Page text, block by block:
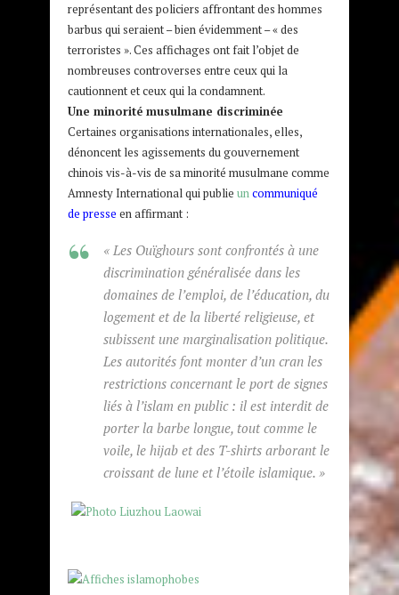
représentant des policiers affrontant des hommes
barbus qui seraient – bien évidemment – « des
terroristes ». Ces affichages ont fait l’objet de
nombreuses controverses entre ceux qui la
cautionnent et ceux qui la condamnent.
Une minorité musulmane discriminée
Certaines organisations internationales, elles,
dénoncent les agissements du gouvernement
chinois vis-à-vis de sa minorité musulmane comme
Amnesty International qui publie uncommuniqué
de presse en affirmant :
« Les Ouïghours sont confrontés à une
discrimination généralisée dans les
domaines de l’emploi, de l’éducation, du
logement et de la liberté religieuse, et
subissent une marginalisation politique.
Les autorités font monter d’un cran les
restrictions concernant le port de signes
liés à l’islam en public : il est interdit de
porter la barbe longue, tout comme le
voile, le hijab et des T-shirts arborant le
croissant de lune et l’étoile islamique. »